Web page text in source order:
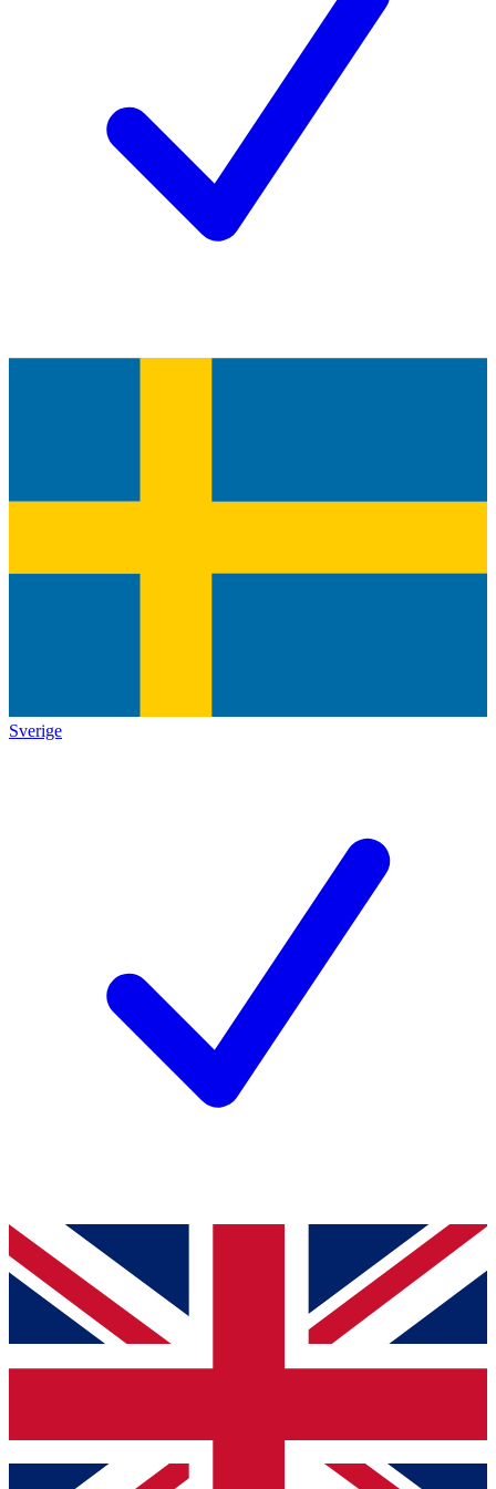
Sverige